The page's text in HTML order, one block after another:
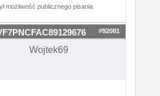
możliwość publicznego pisania
#92081
Wojtek69